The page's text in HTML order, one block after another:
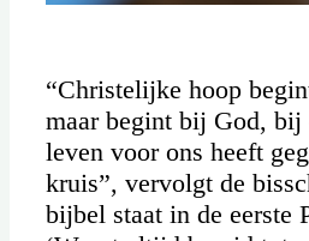
“Christelijke hoop
maar begint bij God,
leven voor ons heeft
kruis”, vervolgt de
bijbel staat in de eerste